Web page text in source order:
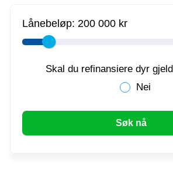
Lånebeløp: 200 000 kr
Skal du refinansiere dyr
Nei
Søk nå